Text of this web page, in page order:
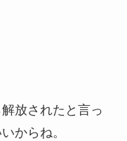
放されたと言っ
からね。